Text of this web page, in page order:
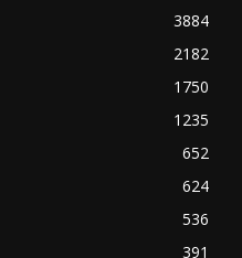
3884
2182
1750
1235
652
624
536
391